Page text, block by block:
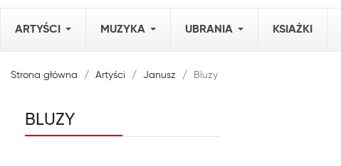
ARTYŚCI MUZYKA UBRANIA KSIAŻKI
Strona główna Artyści Janusz Bluzy
BLUZY